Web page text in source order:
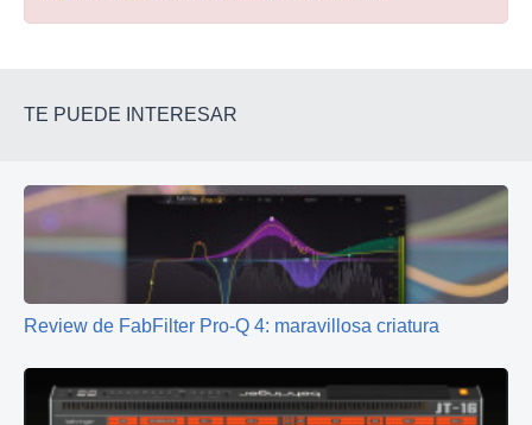
TE PUEDE INTERESAR
Review de FabFilter Pro-Q 4: maravillosa criatura